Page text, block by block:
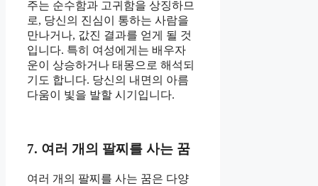
주는 순수함과 고귀함을 상징하므
로, 당신의 진심이 통하는 사람을
만나거나, 값진 결과를 얻게 될 것
입니다. 특히 여성에게는 배우자
운이 상승하거나 태몽으로 해석되
기도 합니다. 당신의 내면의 아름
다움이 빛을 발할 시기입니다.
7. 여러 개의 팔찌를 사는 꿈
여러 개의 팔찌를 사는 꿈은 다양